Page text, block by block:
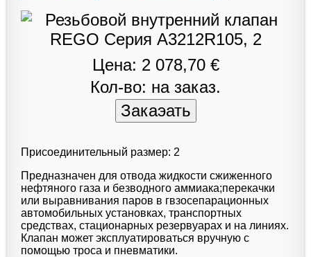
Цена: 2 078,70 €
Кол-во: на заказ.
Присоединительный размер: 2
Предназначен для отвода жидкости сжиженного
нефтяного газа и безводного аммиака;перекачки
или выравнивания паров в гвзосепарационных
автомобильных установках, транспортных
средствах, стационарных резервуарах и на линиях.
Клапан может эксплуатироваться вручную с
помощью троса и пневматики.